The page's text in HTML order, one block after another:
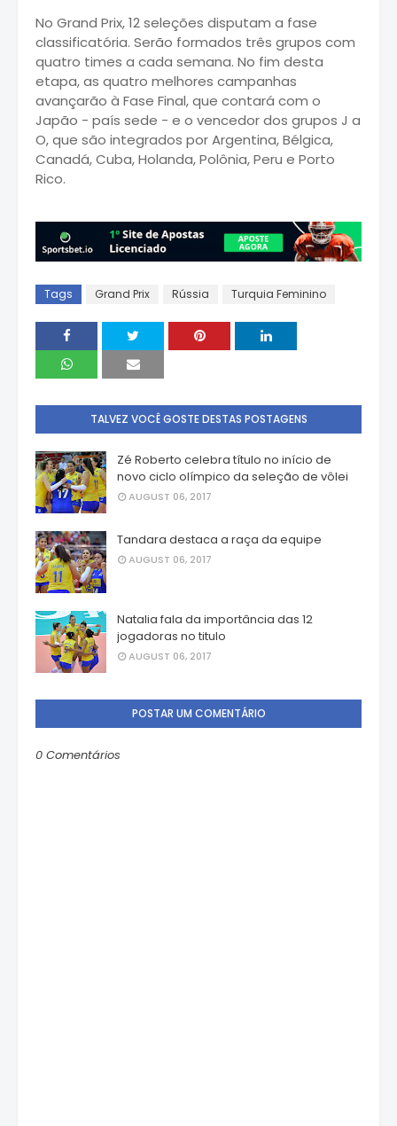
No Grand Prix, 12 seleções disputam a fase
classificatória. Serão formados três grupos com
quatro times a cada semana. No fim desta
etapa, as quatro melhores campanhas
avançarão à Fase Final, que contará com o
Japão - país sede - e o vencedor dos grupos J a
O, que são integrados por Argentina, Bélgica,
Canadá, Cuba, Holanda, Polônia, Peru e Porto
Rico.
Tags Grand Prix Rússia Turquia Feminino
TALVEZ VOCÊ GOSTE DESTAS POSTAGENS
Zé Roberto celebra título no início de
novo ciclo olímpico da seleção de vôlei
AUGUST 06, 2017
Tandara destaca a raça da equipe
AUGUST 06, 2017
Natalia fala da importância das 12
jogadoras no titulo
AUGUST 06, 2017
POSTAR UM COMENTÁRIO
0 Comentários